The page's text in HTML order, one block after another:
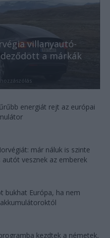
villanyautó-
a márkák
energiát rejt az európai
már náluk is szinte
vesznek az emberek
bukhat Európa, ha nem
kezdtek a németek,